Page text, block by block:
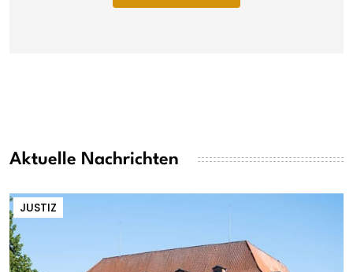
Aktuelle Nachrichten
JUSTIZ